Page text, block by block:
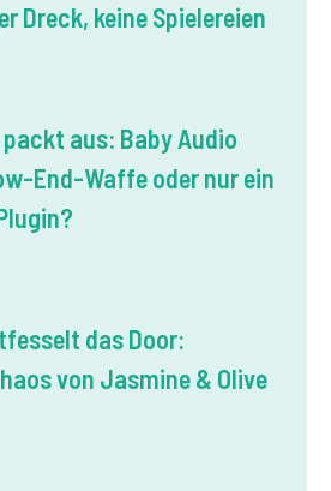
Dreck, keine Spielereien
aus: Baby Audio
End-Waffe oder nur ein
das Door:
von Jasmine & Olive